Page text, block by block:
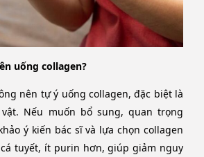
uống collagen?
nên tự ý uống collagen, đặc biệt là
Nếu muốn bổ sung, quan trọng
ý kiến bác sĩ và lựa chọn collagen
tuyết, ít purin hơn, giúp giảm nguy